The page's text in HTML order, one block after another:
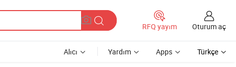
RFQ yayım Oturum aç
Alıcı Yardım Apps Türkçe